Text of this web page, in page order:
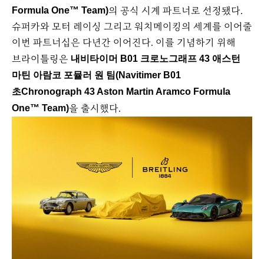
Formula One™ Team)의 공식 시계 파트너로 선정됐다.
슈퍼카와 모터 레이싱 그리고 워치메이킹의 세계를 이어줄
이번 파트너십은 다년간 이어진다. 이를 기념하기 위해
브라이틀링은 내비타이머 B01 크로노그래프 43 애스턴
마틴 아람코 포뮬러 원 팀(Navitimer B01
초Chronograph 43 Aston Martin Aramco Formula
One™ Team)을 출시했다.